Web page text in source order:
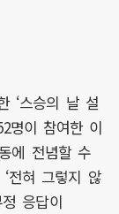
‘스승의 날 설
명이 참여한 이
에 전념할 수
전혀 그렇지 않
응답이